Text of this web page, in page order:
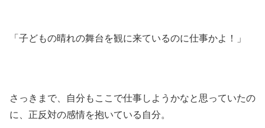
「子どもの晴れの舞台を観に来ているのに仕事かよ！」
さっきまで、自分もここで仕事しようかなと思っていたの
に、正反対の感情を抱いている自分。